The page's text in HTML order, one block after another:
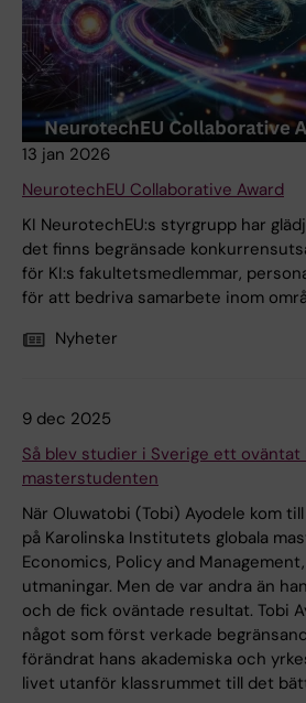
13 jan 2026
NeurotechEU Collaborative Award
KI NeurotechEU:s styrgrupp har
det finns begränsade
för KI:s fakultetsmedlemmar,
för att bedriva samarbete inom
Nyheter
9 dec 2025
Så blev studier i Sverige ett oväntat
masterstudenten
När Oluwatobi (Tobi) Ayodele kom
på Karolinska Institutets globala
Economics, Policy and
utmaningar. Men de var andra än
och de fick oväntade resultat. Tobi
något som först verkade
förändrat hans akademiska och
livet utanför klassrummet till det